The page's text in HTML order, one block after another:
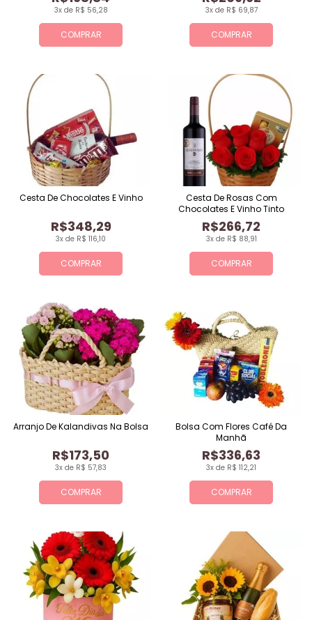
COMPRAR
3x de R$ 56,28
COMPRAR
3x de R$ 69,87
COMPRAR
3x de R$ 116,10
R$348,29
Cesta De Chocolates E Vinho
COMPRAR
3x de R$ 88,91
R$266,72
Cesta De Rosas Com
Chocolates E Vinho Tinto
COMPRAR
3x de R$ 57,83
R$173,50
Arranjo De Kalandivas Na Bolsa
COMPRAR
3x de R$ 112,21
R$336,63
Bolsa Com Flores Café Da
Manhã